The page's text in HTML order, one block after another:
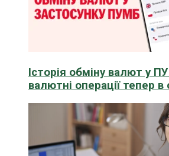
Історія обміну валют у
валютні операції тепер в